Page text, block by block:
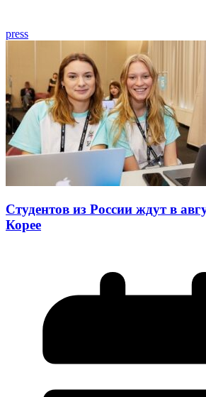
press
Студентов из России ждут в
Корее